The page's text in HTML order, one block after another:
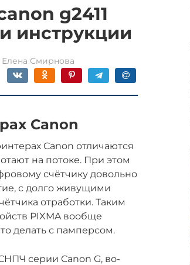
g2411
инструкции
Елена Смирнова
Canon
Canon отличаются
на потоке. При этом
счётчику довольно
с долго живущими
отработки. Таким
PIXMA вообще
делать с памперсом.
серии Canon G, во-